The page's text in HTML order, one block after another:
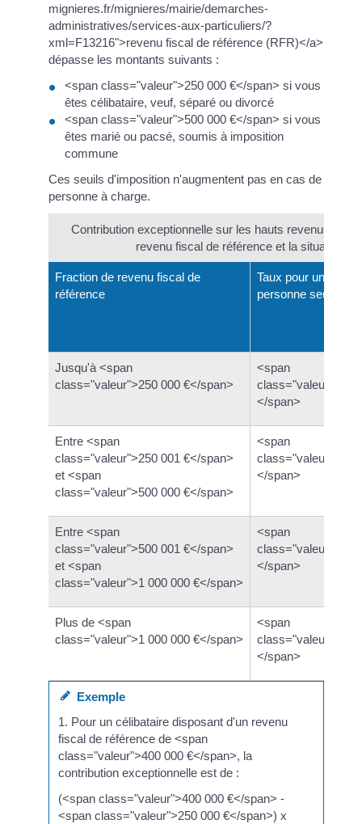
mignieres.fr/mignieres/mairie/demarches-
administratives/services-aux-particuliers/?
xml=F13216">revenu fiscal de référence (RFR)</a>
dépasse les montants suivants :
<span class="valeur">250 000 €</span> si vous
êtes célibataire, veuf, séparé ou divorcé
<span class="valeur">500 000 €</span> si vous
êtes marié ou pacsé, soumis à imposition
commune
Ces seuils d'imposition n'augmentent pas en cas de
personne à charge.
Contribution exceptionnelle sur les hauts revenus :
revenu fiscal de référence et la situation
Fraction de revenu fiscal de
référence
Taux pour une
personne seule
Jusqu'à <span
class="valeur">250 000 €</span>
<span
class="valeur">0 %
</span>
Entre <span
class="valeur">250 001 €</span>
et <span
class="valeur">500 000 €</span>
<span
class="valeur">3 %
</span>
Entre <span
class="valeur">500 001 €</span>
et <span
class="valeur">1 000 000 €</span>
<span
class="valeur">4 %
</span>
Plus de <span
class="valeur">1 000 000 €</span>
<span
class="valeur">4 %
</span>
Exemple
1. Pour un célibataire disposant d'un revenu
fiscal de référence de <span
class="valeur">400 000 €</span>, la
contribution exceptionnelle est de :
(<span class="valeur">400 000 €</span> -
<span class="valeur">250 000 €</span>) x